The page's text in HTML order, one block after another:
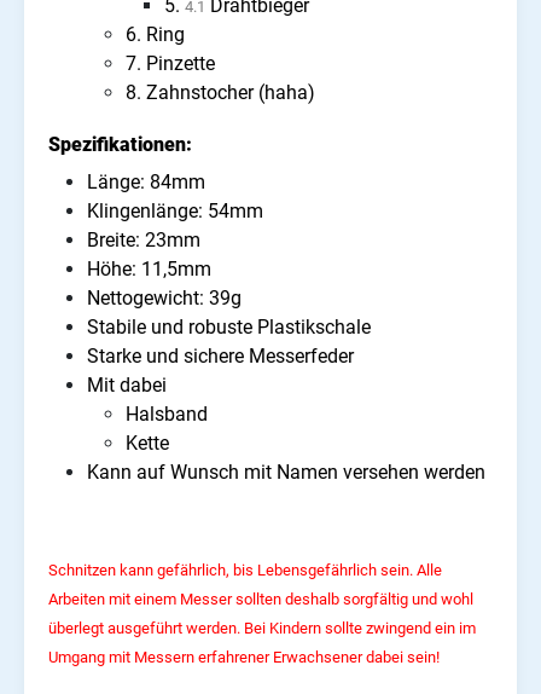
5. 4.1 Drahtbieger
6. Ring
7. Pinzette
8. Zahnstocher (haha)
Spezifikationen:
Länge: 84mm
Klingenlänge: 54mm
Breite: 23mm
Höhe: 11,5mm
Nettogewicht: 39g
Stabile und robuste Plastikschale
Starke und sichere Messerfeder
Mit dabei
Halsband
Kette
Kann auf Wunsch mit Namen versehen werden
Schnitzen kann gefährlich, bis Lebensgefährlich sein. Alle
Arbeiten mit einem Messer sollten deshalb sorgfältig und wohl
überlegt ausgeführt werden. Bei Kindern sollte zwingend ein im
Umgang mit Messern erfahrener Erwachsener dabei sein!